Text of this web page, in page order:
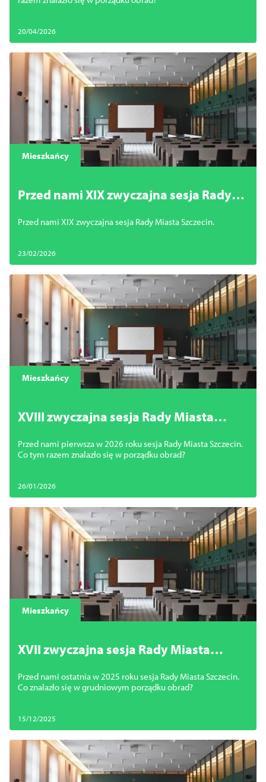
20/04/2026
Mieszkańcy
Przed nami XIX zwyczajna sesja Rady
Przed nami XIX zwyczajna sesja Rady Miasta Szczecin.
23/02/2026
Mieszkańcy
XVIII zwyczajna sesja Rady Miasta
Przed nami pierwsza w 2026 roku sesja Rady Miasta Szczecin.
Co tym razem znalazło się w porządku obrad?
26/01/2026
Mieszkańcy
XVII zwyczajna sesja Rady Miasta
Przed nami ostatnia w 2025 roku sesja Rady Miasta Szczecin.
Co znalazło się w grudniowym porządku obrad?
15/12/2025